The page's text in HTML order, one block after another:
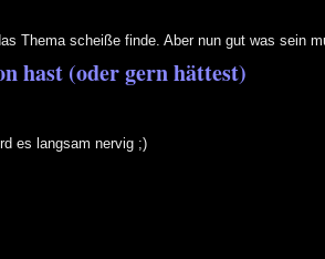
Thema scheiße finde. Aber nun gut was sein
hast (oder gern hättest)
es langsam nervig ;)